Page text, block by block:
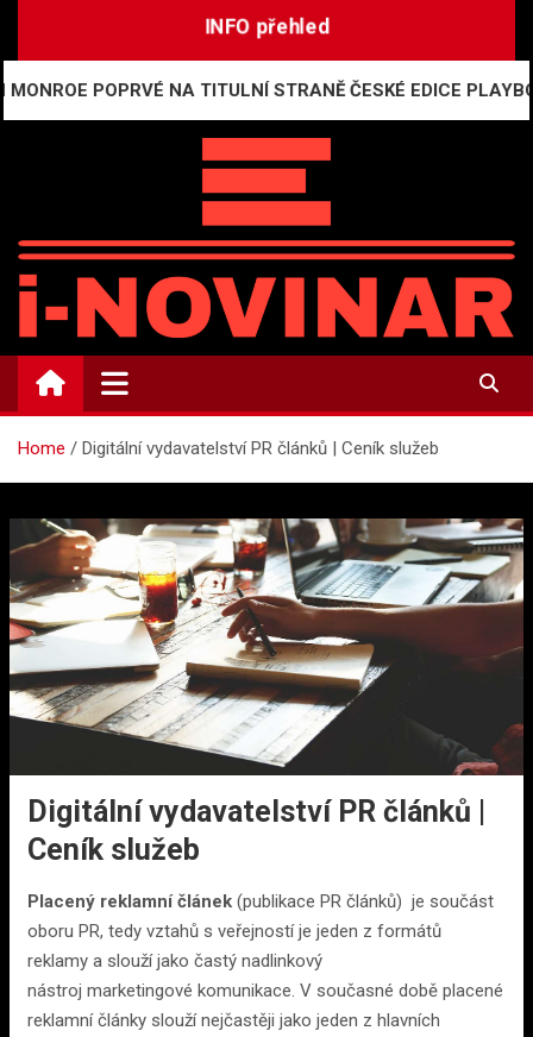
INFO přehled
POPRVÉ NA TITULNÍ STRANĚ ČESKÉ EDICE PLAYBOYE
i-NOVINÁŘ
Mediální komunikace a press relations
Home Digitální vydavatelství PR článků | Ceník služeb
Digitální vydavatelství PR článků |
Ceník služeb
Placený reklamní článek (publikace PR článků) je součást
oboru PR, tedy vztahů s veřejností je jeden z formátů
reklamy a slouží jako častý nadlinkový
nástroj marketingové komunikace. V současné době placené
reklamní články slouží nejčastěji jako jeden z hlavních